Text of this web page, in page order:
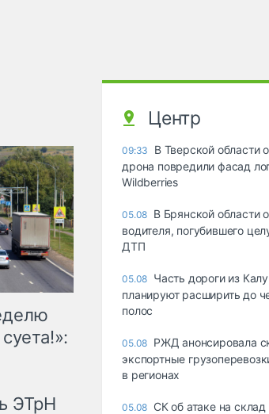
ЭТрН
Центр
09:33
В Тверской области
дрона повредили фасад
Wildberries
05.08 В Брянской области
водителя, погубившего
ДТП
05.08 Часть дороги из
планируют расширить до
полос
05.08 РЖД анонсировала
экспортные
в регионах
05.08 СК об атаке на склад